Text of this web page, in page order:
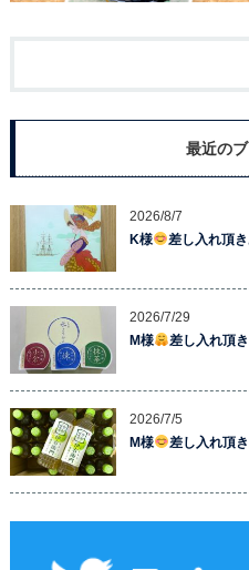
最近の
2026/8/7
K様
差し入れ頂
2026/7/29
M様
差し入れ頂
2026/7/5
M様
差し入れ頂